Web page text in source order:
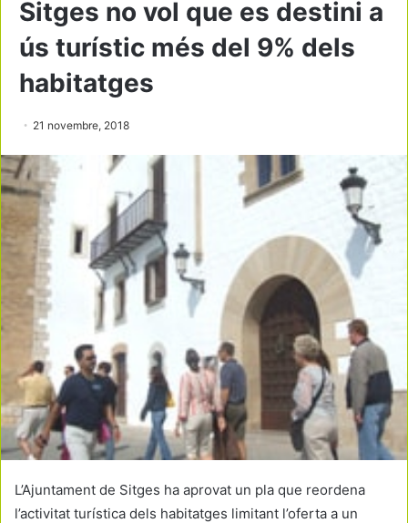
Sitges no vol que es destini a
ús turístic més del 9% dels
habitatges
21 novembre, 2018
L’Ajuntament de Sitges ha aprovat un pla que reordena
l’activitat turística dels habitatges limitant l’oferta a un